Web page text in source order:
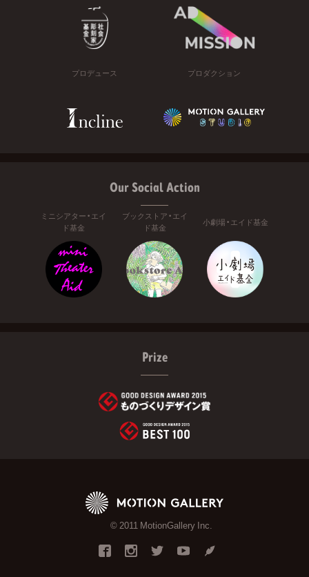
プロデュース プロダクション
Our Social Action
ミニシアター・エイ
ド基金
ブックストア・エイ
ド基金
小劇場・エイド基金
Prize
© 2011 MotionGallery Inc.